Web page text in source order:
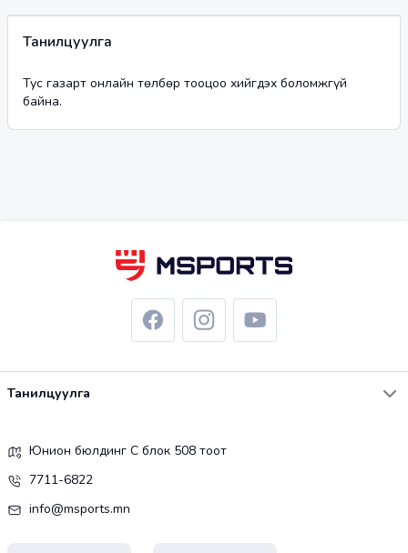
Танилцуулга
Тус газарт онлайн төлбөр тооцоо хийгдэх боломжгүй
байна.
Танилцуулга
Юнион бюлдинг С блок 508 тоот
7711-6822
info@msports.mn